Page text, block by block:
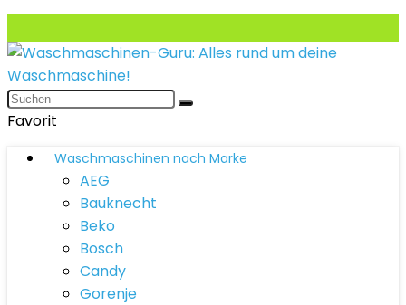
Favorit
Waschmaschinen nach Marke
AEG
Bauknecht
Beko
Bosch
Candy
Gorenje